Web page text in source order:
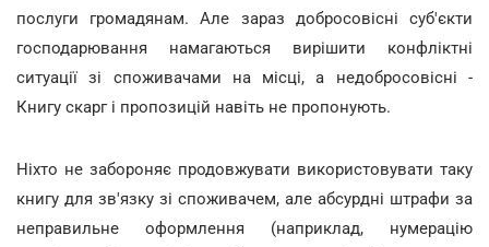
послуги громадянам. Але зараз добросовісні суб'єкти
господарювання намагаються вирішити конфліктні
ситуації зі споживачами на місці, а недобросовісні -
Книгу скарг і пропозицій навіть не пропонують.
Ніхто не забороняє продовжувати використовувати таку
книгу для зв'язку зі споживачем, але абсурдні штрафи за
неправильне оформлення (наприклад, нумерацію